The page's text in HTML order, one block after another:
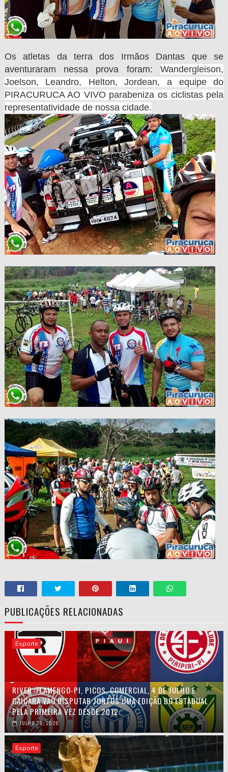
Os atletas da terra dos Irmãos Dantas que se
aventuraram nessa prova foram:Wandergleison,
Joelson, Leandro, Helton, Jordean, a equipe do
PIRACURUCA AO VIVO parabeniza os ciclistas pela
representatividade de nossa cidade.
PUBLICAÇÕES RELACIONADAS
Esporte
RIVER, FLAMENGO-PI, PICOS, COMERCIAL, 4 DE JULHO E
CAIÇARA VÃO DISPUTAR JUNTOS UMA EDIÇÃO DO ESTADUAL
PELA PRIMEIRA VEZ DESDE 2012
JULHO 29, 2026
Esporte